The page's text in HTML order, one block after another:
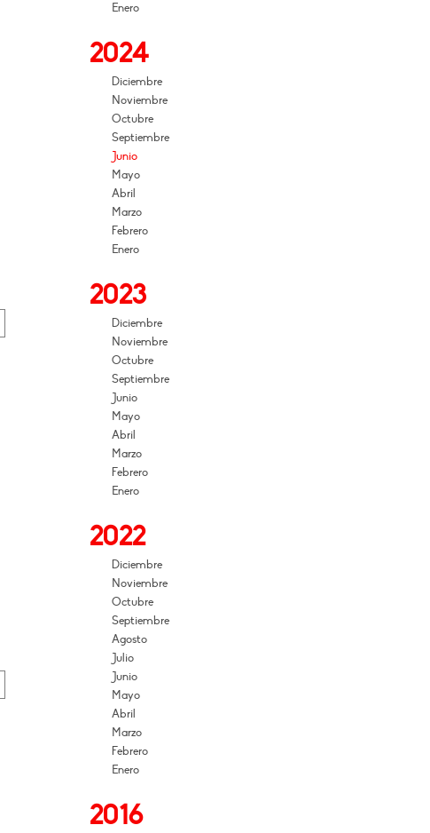
Enero
2024
Diciembre
Noviembre
Octubre
Septiembre
Junio
Mayo
Abril
Marzo
Febrero
Enero
2023
Diciembre
Noviembre
Octubre
Septiembre
Junio
Mayo
Abril
Marzo
Febrero
Enero
2022
Diciembre
Noviembre
Octubre
Septiembre
Agosto
Julio
Junio
Mayo
Abril
Marzo
Febrero
Enero
2016